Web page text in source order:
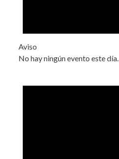
Aviso
No hay ningún evento este día.